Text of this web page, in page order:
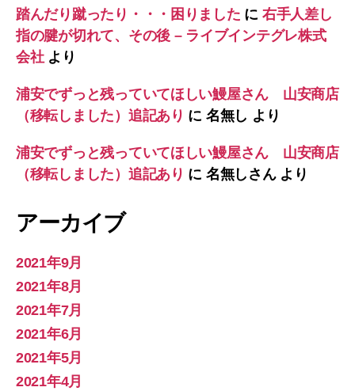
踏んだり蹴ったり・・・困りました に 右手人差し
指の腱が切れて、その後 – ライブインテグレ株式
会社より
浦安でずっと残っていてほしい鰻屋さん 山安商店
（移転しました）追記あり に 名無し より
浦安でずっと残っていてほしい鰻屋さん 山安商店
（移転しました）追記あり に 名無しさんより
アーカイブ
2021年9月
2021年8月
2021年7月
2021年6月
2021年5月
2021年4月